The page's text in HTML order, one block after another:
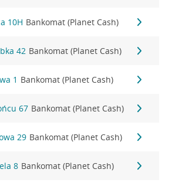
10H Bankomat (Planet Cash)
42 Bankomat (Planet Cash)
1 Bankomat (Planet Cash)
67 Bankomat (Planet Cash)
29 Bankomat (Planet Cash)
8 Bankomat (Planet Cash)